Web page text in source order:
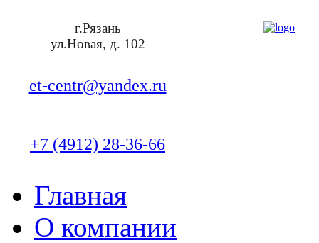
г.Рязань
ул.Новая, д. 102
et-centr@yandex.ru
+7 (4912) 28-36-66
Главная
О компании